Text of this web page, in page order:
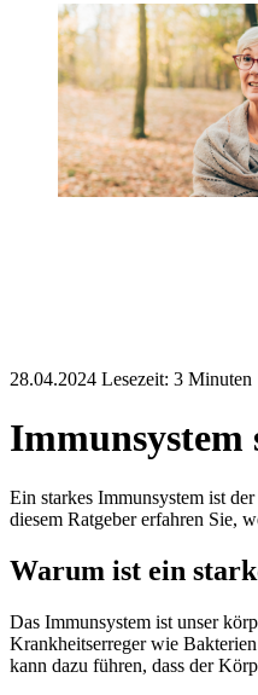
28.04.2024 Lesezeit:
Immunsystem
Ein starkes Immunsystem ist
diesem Ratgeber erfahren Sie,
Warum ist ein
Das Immunsystem ist unser
Krankheitserreger wie
kann dazu führen, dass der